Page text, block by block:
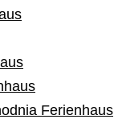
Ferienhaus